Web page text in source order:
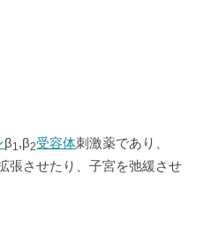
β1,β2受容体刺激薬であり、
張させたり、子宮を弛緩させ